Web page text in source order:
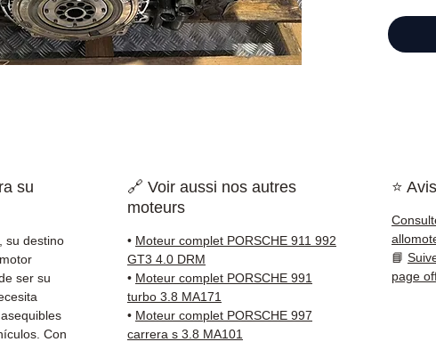
su
su destino
ser su
Con
🔗 Voir aussi nos autres
moteurs
• Moteur complet PORSCHE 911 992
GT3 4.0 DRM
• Moteur complet PORSCHE 991
turbo 3.8 MA171
• Moteur complet PORSCHE 997
carrera s 3.8 MA101
⭐
📘
page